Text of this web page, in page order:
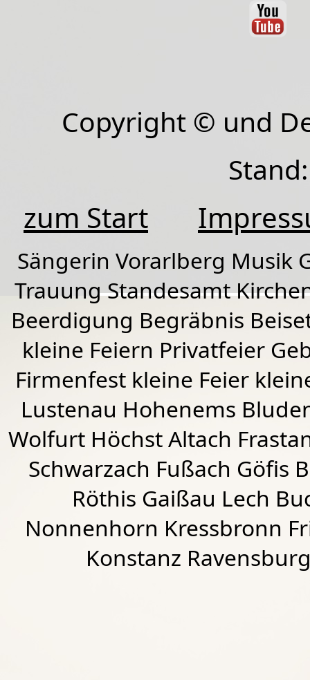
Copyright © und
zum Start
Sängerin Vorarlberg Musik
Trauung Standesamt
Beerdigung Begräbnis
kleine Feiern Privatfeier
Firmenfest kleine Feier
Lustenau Hohenems
Wolfurt HöchstAltach
Schwarzach Fußach Göfis
Röthis Gaißau Lech
Nonnenhorn Kressbronn
Konstanz